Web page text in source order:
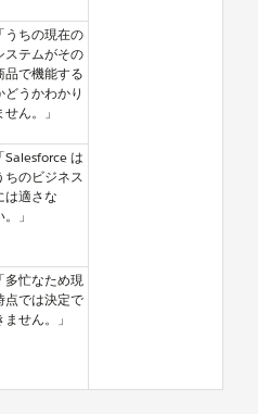
「うちの現在の
ステムがその
品で機能する
どうかわかり
せん。」
「Salesforce は
ちのビジネス
は適さな
。」
「多忙なため現
点では決定で
ません。」